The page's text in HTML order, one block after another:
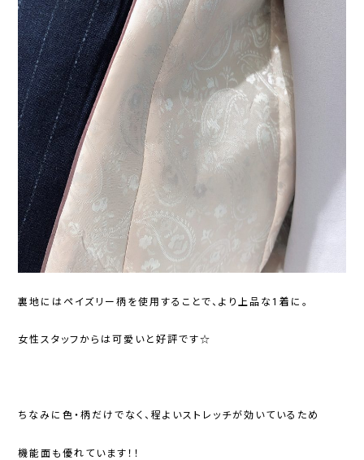
裏地にはペイズリー柄を使用することで、より上品な1着に。
女性スタッフからは可愛いと好評です☆
ちなみに色・柄だけでなく、程よいストレッチが効いているため
機能面も優れています！！